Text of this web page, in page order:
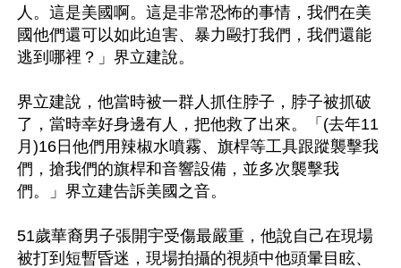
人。這是美國啊。這是非常恐怖的事情，我們在美
國他們還可以如此迫害、暴力毆打我們，我們還能
逃到哪裡？」界立建說。
界立建說，他當時被一群人抓住脖子，脖子被抓破
了，當時幸好身邊有人，把他救了出來。「(去年11
月)16日他們用辣椒水噴霧、旗桿等工具跟蹤襲擊我
們，搶我們的旗桿和音響設備，並多次襲擊我
們。」界立建告訴美國之音。
51歲華裔男子張開宇受傷最嚴重，他說自己在現場
被打到短暫昏迷，現場拍攝的視頻中他頭暈目眩、